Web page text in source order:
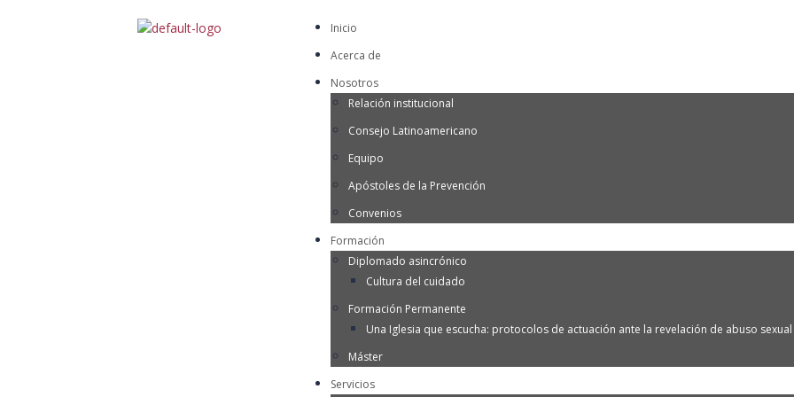
Inicio
Acerca de
Nosotros
Relación institucional
Consejo Latinoamericano
Equipo
Apóstoles de la Prevención
Convenios
Formación
Diplomado asincrónico
Cultura del cuidado
Formación Permanente
Una Iglesia que escucha: protocolos de actuación ante la revelación de abuso
Máster
Servicios